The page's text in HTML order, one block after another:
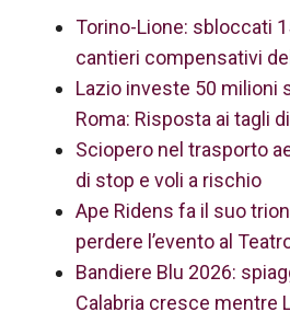
Torino-Lione: sbloccati
cantieri compensativi
Lazio investe 50 milioni
Roma: Risposta ai tagli
Sciopero nel trasporto
di stop e voli a rischio
Ape Ridens fa il suo
perdere l’evento al
Bandiere Blu 2026:
Calabria cresce mentre